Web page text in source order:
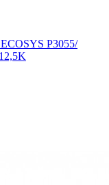
P3055/